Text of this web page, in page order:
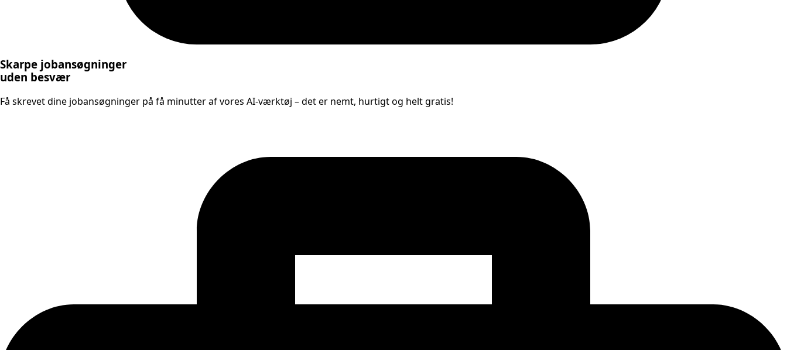
Skarpe jobansøgninger
uden besvær
Få skrevet dine jobansøgninger på få minutter af vores AI-værktøj – det er nemt, hurtigt og helt gratis!